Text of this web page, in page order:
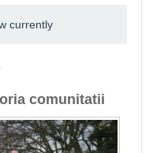
currently
comunitatii